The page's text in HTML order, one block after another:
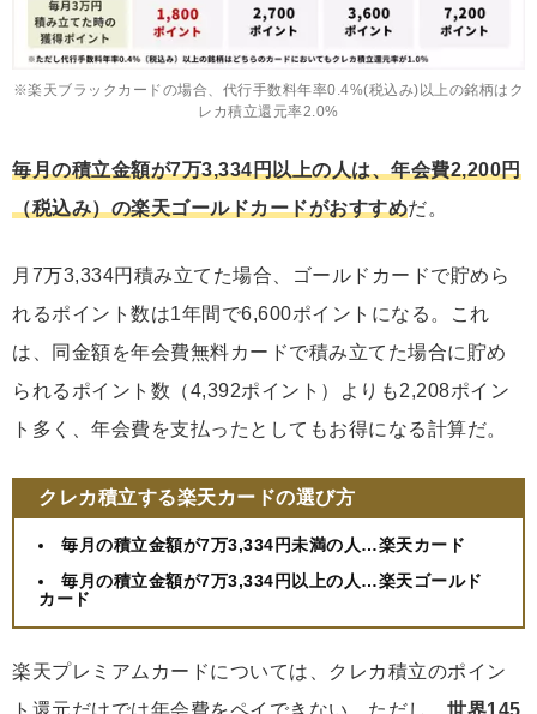
※楽天ブラックカードの場合、代行手数料年率0.4%(税込み)以上の銘柄はク
レカ積立還元率2.0%
毎月の積立金額が7万3,334円以上の人は、年会費2,200円
（税込み）の楽天ゴールドカードがおすすめだ。
月7万3,334円積み立てた場合、ゴールドカードで貯めら
れるポイント数は1年間で6,600ポイントになる。これ
は、同金額を年会費無料カードで積み立てた場合に貯め
られるポイント数（4,392ポイント）よりも2,208ポイン
ト多く、年会費を支払ったとしてもお得になる計算だ。
クレカ積立する楽天カードの選び方
毎月の積立金額が7万3,334円未満の人…楽天カード
毎月の積立金額が7万3,334円以上の人…楽天ゴールド
カード
楽天プレミアムカードについては、クレカ積立のポイン
ト還元だけでは年会費をペイできない。ただし、 世界145